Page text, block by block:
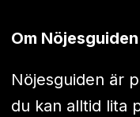
Om Nöjesguiden
Nöjesguiden är
du kan alltid lita